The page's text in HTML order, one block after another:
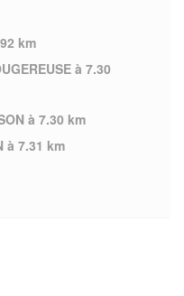
km
à 7.30
à 7.30 km
à 7.31 km